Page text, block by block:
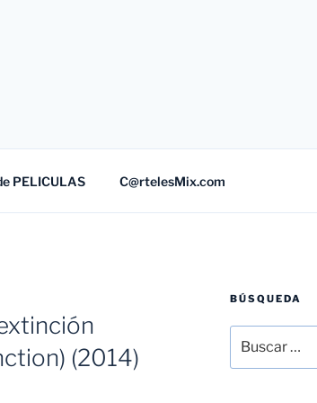
PELICULAS C@rtelesMix.com
(2014)
BÚSQUEDA
por: